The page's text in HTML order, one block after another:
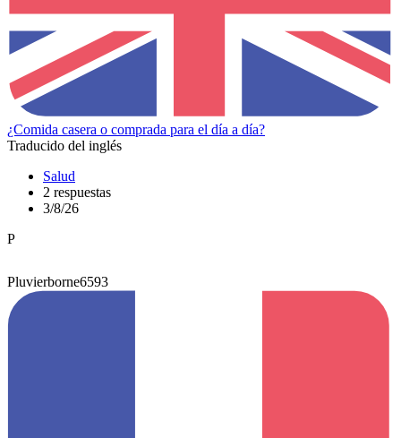
¿Comida casera o comprada para el día a día?
Traducido del inglés
Salud
2 respuestas
3/8/26
P
Pluvierborne6593